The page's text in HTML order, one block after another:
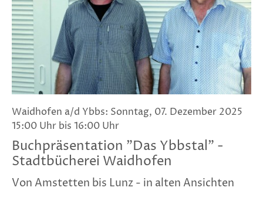
Waidhofen a/d Ybbs: Sonntag, 07. Dezember 2025
15:00 Uhr bis 16:00 Uhr
Buchpräsentation "Das Ybbstal" -
Stadtbücherei Waidhofen
Von Amstetten bis Lunz - in alten Ansichten